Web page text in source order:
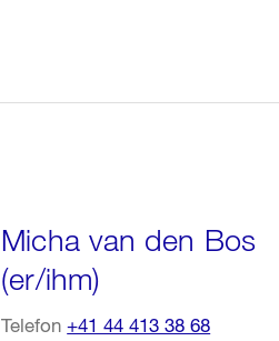
Micha van den Bos
(er/ihm)
Telefon+41 44 413 38 68